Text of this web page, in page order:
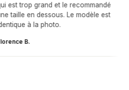
est trop grand et le recommandé
taille en dessous. Le modèle est
à la photo.
B.